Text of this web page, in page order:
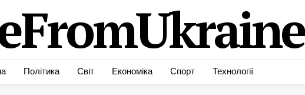
Політика Світ Економіка Спорт Технології